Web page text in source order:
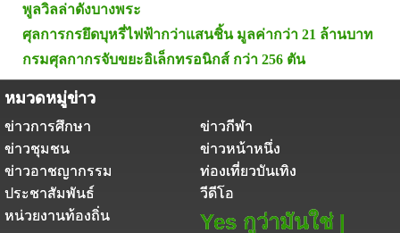
พูลวิลล่าดังบางพระ
ศุลการกรยึดบุหรี่ไฟฟ้ากว่าแสนชิ้น มูลค่ากว่า 21 ล้านบาท
กรมศุลกากรจับขยะอิเล็กทรอนิกส์ กว่า 256 ตัน
หมวดหมู่ข่าว
ข่าวการศึกษา
ข่าวกีฬา
ข่าวชุมชน
ข่าวหน้าหนึ่ง
ข่าวอาชญากรรม
ท่องเที่ยวบันเทิง
ประชาสัมพันธ์
วีดีโอ
หน่วยงานท้องถิ่น
Yes กูว่ามันใช่ |